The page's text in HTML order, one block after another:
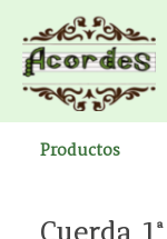
Productos
Cuerda